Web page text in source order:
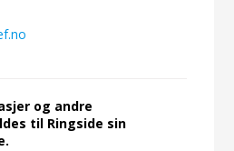
og andre
til Ringside sin